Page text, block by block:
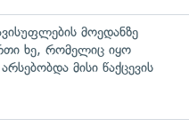
მოედანზე
ხე, რომელიც იყო
მისი წაქცევის